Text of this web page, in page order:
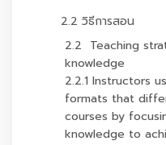
2.2 วิธีการสอน
2.2 Teaching
knowledge
2.2.1 Instructors
formats that
courses by
knowledge to